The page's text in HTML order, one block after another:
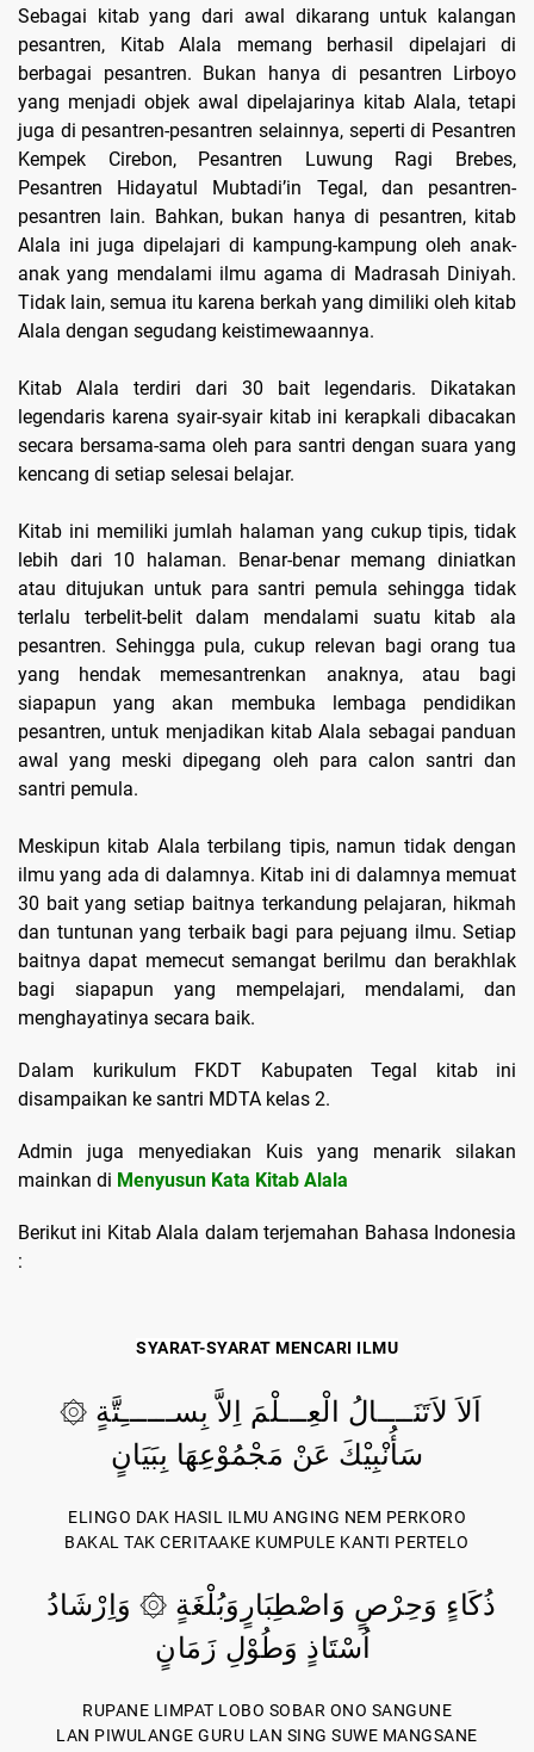
Sebagai kitab yang dari awal dikarang untuk kalangan
pesantren, Kitab Alala memang berhasil dipelajari di
berbagai pesantren. Bukan hanya di pesantren Lirboyo
yang menjadi objek awal dipelajarinya kitab Alala, tetapi
juga di pesantren-pesantren selainnya, seperti di Pesantren
Kempek Cirebon, Pesantren Luwung Ragi Brebes,
Pesantren Hidayatul Mubtadi’in Tegal, dan pesantren-
pesantren lain. Bahkan, bukan hanya di pesantren, kitab
Alala ini juga dipelajari di kampung-kampung oleh anak-
anak yang mendalami ilmu agama di Madrasah Diniyah.
Tidak lain, semua itu karena berkah yang dimiliki oleh kitab
Alala dengan segudang keistimewaannya.
Kitab Alala terdiri dari 30 bait legendaris. Dikatakan
legendaris karena syair-syair kitab ini kerapkali dibacakan
secara bersama-sama oleh para santri dengan suara yang
kencang di setiap selesai belajar.
Kitab ini memiliki jumlah halaman yang cukup tipis, tidak
lebih dari 10 halaman. Benar-benar memang diniatkan
atau ditujukan untuk para santri pemula sehingga tidak
terlalu terbelit-belit dalam mendalami suatu kitab ala
pesantren. Sehingga pula, cukup relevan bagi orang tua
yang hendak memesantrenkan anaknya, atau bagi
siapapun yang akan membuka lembaga pendidikan
pesantren, untuk menjadikan kitab Alala sebagai panduan
awal yang meski dipegang oleh para calon santri dan
santri pemula.
Meskipun kitab Alala terbilang tipis, namun tidak dengan
ilmu yang ada di dalamnya. Kitab ini di dalamnya memuat
30 bait yang setiap baitnya terkandung pelajaran, hikmah
dan tuntunan yang terbaik bagi para pejuang ilmu. Setiap
baitnya dapat memecut semangat berilmu dan berakhlak
bagi siapapun yang mempelajari, mendalami, dan
menghayatinya secara baik.
Dalam kurikulum FKDT Kabupaten Tegal kitab ini
disampaikan ke santri MDTA kelas 2.
Admin juga menyediakan Kuis yang menarik silakan
mainkan di Menyusun Kata Kitab Alala
Berikut ini Kitab Alala dalam terjemahan Bahasa Indonesia
:
SYARAT-SYARAT MENCARI ILMU
سَأُنْبِيْكَ عَنْ مَجْمُوْعِهَا بِبَيَانٍ
ELINGO DAK HASIL ILMU ANGING NEM PERKORO
BAKAL TAK CERITAAKE KUMPULE KANTI PERTELO
RUPANE LIMPAT LOBO SOBAR ONO SANGUNE
LAN PIWULANGE GURU LAN SING SUWE MANGSANE